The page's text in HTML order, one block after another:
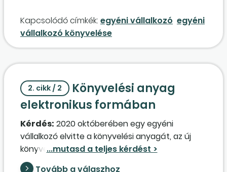
Kapcsolódó címkék: egyéni vállalkozó egyéni
vállalkozó könyvelése
2. cikk / 2
Könyvelési anyag
elektronikus formában
Kérdés: 2020 októberében egy egyéni
vállalkozó elvitte a könyvelési anyagát, az új
könyvelő ugyanazt a programot használta.
Átadtam neki az eddigi könyvelést, a 2020. évet,
Tovább a válaszhoz